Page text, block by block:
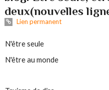
deux(nouvelles
Lien permanent
N'être seule
N'être au monde